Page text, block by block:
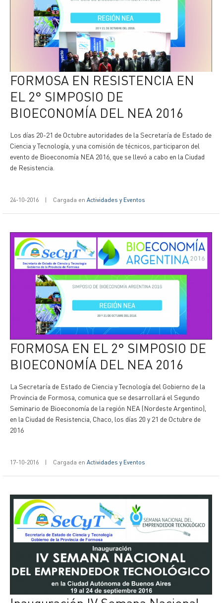
FORMOSA EN RESISTENCIA EN
EL 2° SIMPOSIO DE
BIOECONOMÍA DEL NEA 2016
Los días 20-21 de Octubre autoridades de la Secretaría de Estado de
Ciencia y Tecnología, y una comisión de técnicos, participaron del
evento de Bioeconomía NEA 2016, que se llevó a cabo en la Ciudad
de Resistencia.
24-10-2016 | Cargada en Actividades y Eventos
FORMOSA EN EL 2° SIMPOSIO DE
BIOECONOMÍA DEL NEA 2016
La Secretaría de Estado de Ciencia y Tecnología del Gobierno de la
Provincia de Formosa, comunica que se desarrollará el Segundo
Seminario de Bioeconomía de la región NEA (Nordeste Argentino),
en la Ciudad de Resistencia, Chaco, los días 20 y 21 de Octubre de
2016
17-10-2016 | Cargada en Actividades y Eventos